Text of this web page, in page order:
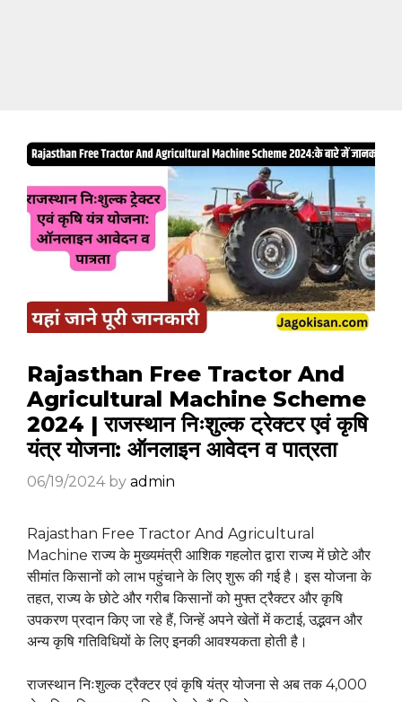
Rajasthan Free Tractor And
Agricultural Machine Scheme
2024 | राजस्थान निःशुल्क ट्रेक्टर एवं कृषि
यंत्र योजना: ऑनलाइन आवेदन व पात्रता
06/19/2024 by admin
Rajasthan Free Tractor And Agricultural
Machine राज्य के मुख्यमंत्री आशिक गहलोत द्वारा राज्य में छोटे और
सीमांत किसानों को लाभ पहुंचाने के लिए शुरू की गई है। इस योजना के
तहत, राज्य के छोटे और गरीब किसानों को मुफ्त ट्रैक्टर और कृषि
उपकरण प्रदान किए जा रहे हैं, जिन्हें अपने खेतों में कटाई, उद्भवन और
अन्य कृषि गतिविधियों के लिए इनकी आवश्यकता होती है।
राजस्थान निःशुल्क ट्रैक्टर एवं कृषि यंत्र योजना से अब तक 4,000